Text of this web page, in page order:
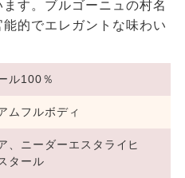
す。ブルゴーニュの村名
的でエレガントな味わい
ル100％
ムフルボディ
、ニーダーエスタライヒ
タール